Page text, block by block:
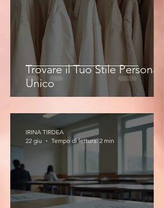
Trovare il Tuo Stile Personale
Unico
IRINA TIRDEA
22 giu
Tempo di lettura: 2 min